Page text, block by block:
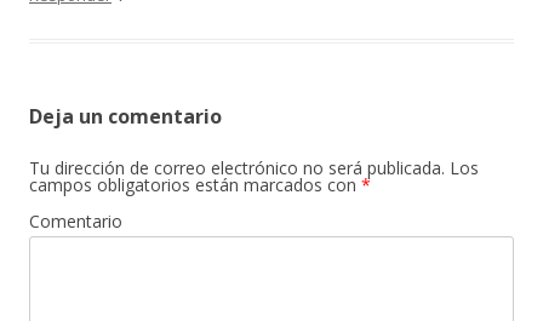
Deja un comentario
Tu dirección de correo electrónico no será publicada. Los
campos obligatorios están marcados con *
Comentario